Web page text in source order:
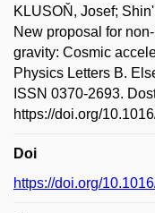
KLUSOŇ, Josef;
New proposal for
gravity: Cosmic
Physics Letters B.
ISSN 0370-2693.
https://doi.org/
Doi
https://doi.org/